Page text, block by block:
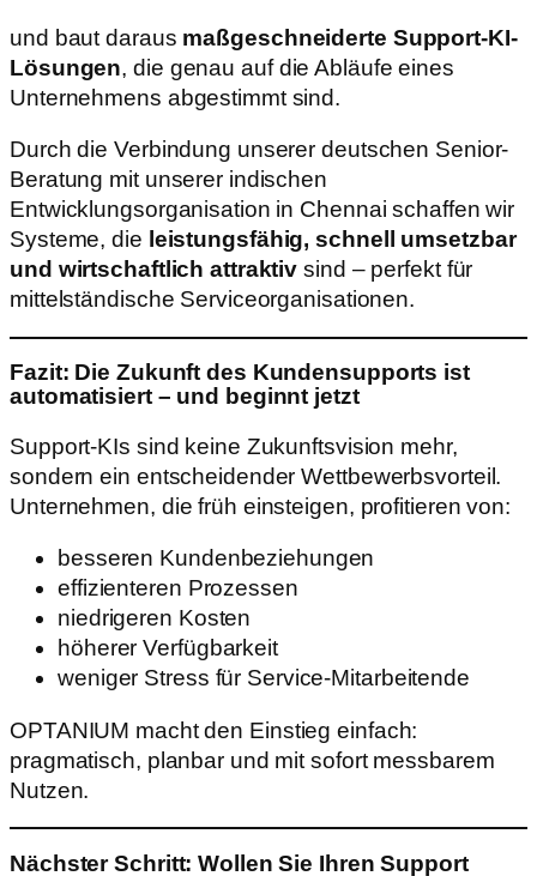
und baut daraus maßgeschneiderte Support-KI-
Lösungen, die genau auf die Abläufe eines
Unternehmens abgestimmt sind.
Durch die Verbindung unserer deutschen Senior-
Beratung mit unserer indischen
Entwicklungsorganisation in Chennai schaffen wir
Systeme, die leistungsfähig, schnell umsetzbar
und wirtschaftlich attraktiv sind – perfekt für
mittelständische Serviceorganisationen.
Fazit: Die Zukunft des Kundensupports ist
automatisiert – und beginnt jetzt
Support-KIs sind keine Zukunftsvision mehr,
sondern ein entscheidender Wettbewerbsvorteil.
Unternehmen, die früh einsteigen, profitieren von:
besseren Kundenbeziehungen
effizienteren Prozessen
niedrigeren Kosten
höherer Verfügbarkeit
weniger Stress für Service-Mitarbeitende
OPTANIUM macht den Einstieg einfach:
pragmatisch, planbar und mit sofort messbarem
Nutzen.
Nächster Schritt: Wollen Sie Ihren Support